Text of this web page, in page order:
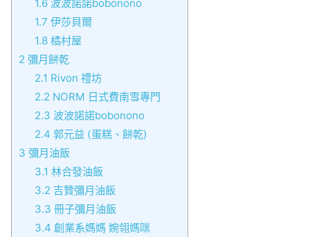
1.6波波諾諾bobonono
1.7 伊莎貝爾
1.8橘村屋
2 彌月餅乾
2.1 Rivon 禮坊
2.2 NORM 日式費南雪專門
2.3 波波諾諾bobonono
2.4 郭元益 (蛋糕、餅乾)
3 彌月油飯
3.1 林合發油飯
3.2 吉贊彌月油飯
3.3 冊子彌月油飯
3.4 創業系媽媽 婉翎媽咪